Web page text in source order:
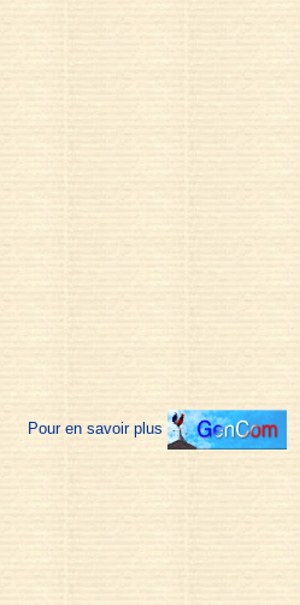
Pour en savoir plus